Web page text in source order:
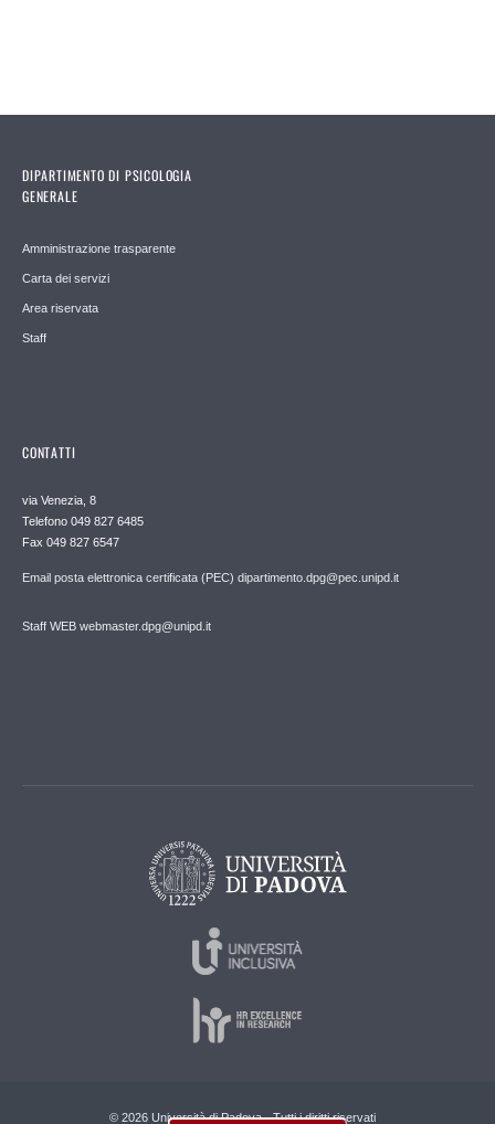
DIPARTIMENTO DI PSICOLOGIA
GENERALE
Amministrazione trasparente
Carta dei servizi
Area riservata
Staff
CONTATTI
via Venezia, 8
Telefono 049 827 6485
Fax 049 827 6547
Email posta elettronica certificata (PEC) dipartimento.dpg@pec.unipd.it
Staff WEB webmaster.dpg@unipd.it
© 2026 Università di Padova - Tutti i diritti riservati